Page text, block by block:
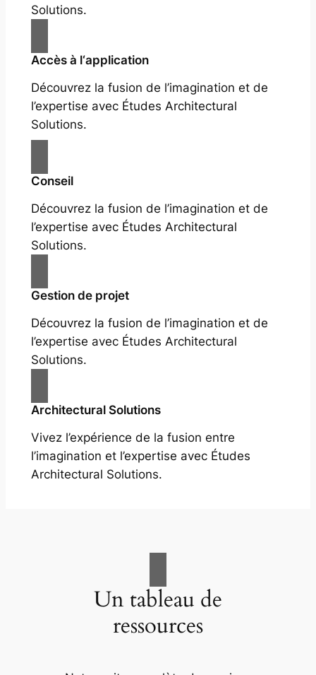
Solutions.
Accès à l‘application
Découvrez la fusion de l’imagination et de
l’expertise avec Études Architectural
Solutions.
Conseil
Découvrez la fusion de l’imagination et de
l’expertise avec Études Architectural
Solutions.
Gestion de projet
Découvrez la fusion de l’imagination et de
l’expertise avec Études Architectural
Solutions.
Architectural Solutions
Vivez l’expérience de la fusion entre
l’imagination et l’expertise avec Études
Architectural Solutions.
Un tableau de
ressources